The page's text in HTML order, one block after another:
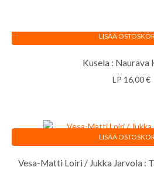
Kusela : Naurava
LP 16,00€
LISÄÄ
Vesa-Matti Loiri / Jukka Jarvola :
LISÄÄ